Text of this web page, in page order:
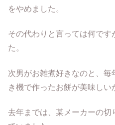
をやめました。
その代わりと言っては何です
た。
次男がお雑煮好きなのと、
き機で作ったお餅が美味しい
去年までは、某メーカーの切